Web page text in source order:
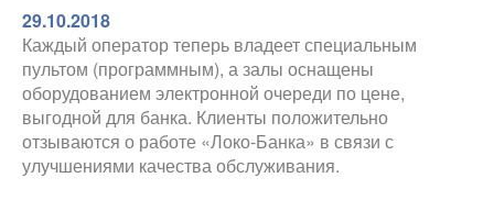
29.10.2018
Каждый оператор теперь владеет специальным
пультом (программным), а залы оснащены
оборудованием электронной очереди по цене,
выгодной для банка. Клиенты положительно
отзываются о работе «Локо-Банка» в связи с
улучшениями качества обслуживания.